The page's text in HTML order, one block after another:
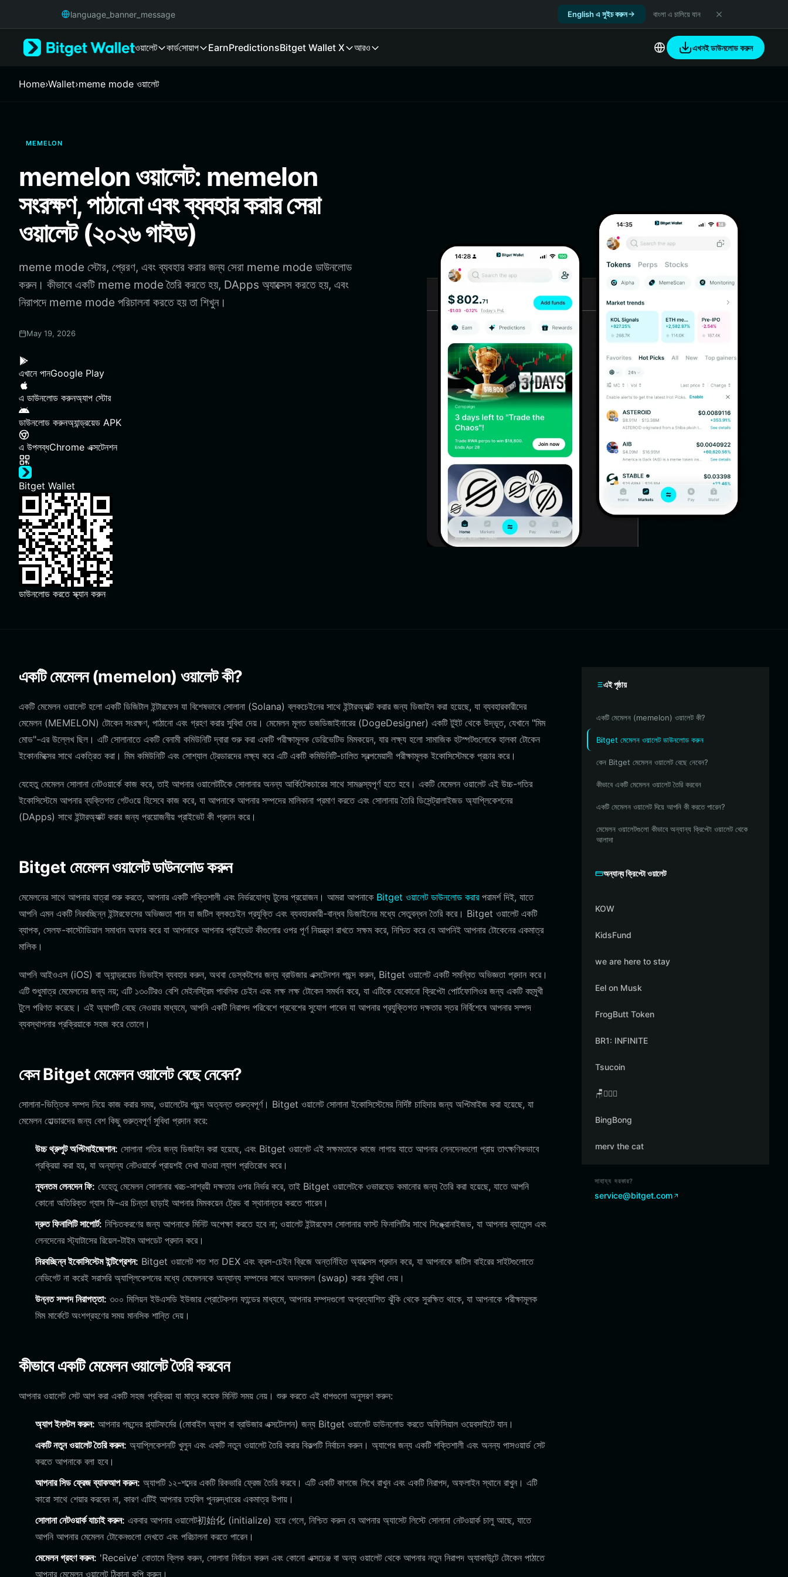
Русский
Italiano
繁體中文
Bahasa Indonesia
ภาษาไทย
Español
Português (Brasil)
Español (Argentina)
language_banner_message English এ সুইচ করুন বাংলা এ চালিয়ে যান
ওয়ালেট কার্ডসোয়াপ EarnPredictionsBitget Wallet X আরও এখনই ডাউনলোড করুন
Home›Wallet›meme mode ওয়ালেট
MEMELON
memelon ওয়ালেট: memelon
সংরক্ষণ, পাঠানো এবং ব্যবহার করার সেরা
ওয়ালেট (২০২৬ গাইড)
meme mode স্টোর, প্রেরণ, এবং ব্যবহার করার জন্য সেরা meme mode ডাউনলোড
করুন। কীভাবে একটি meme mode তৈরি করতে হয়, DApps অ্যাক্সেস করতে হয়, এবং
নিরাপদে meme mode পরিচালনা করতে হয় তা শিখুন।
May 19, 2026
এখানে পানGoogle Play
এ ডাউনলোড করুনঅ্যাপ স্টোর
ডাউনলোড করুনঅ্যান্ড্রয়েড APK
এ উপলব্ধChrome এক্সটেনশন
Bitget Wallet
ডাউনলোড করতে স্ক্যান করুন
একটি মেমেলন (memelon) ওয়ালেট কী?
একটি মেমেলন ওয়ালেট হলো একটি ডিজিটাল ইন্টারফেস যা বিশেষভাবে সোলানা (Solana) ব্লকচেইনের সাথে ইন্টারঅ্যাক্ট করার জন্য ডিজাইন করা হয়েছে, যা ব্যবহারকারীদের
মেমেলন (MEMELON) টোকেন সংরক্ষণ, পাঠানো এবং গ্রহণ করার সুবিধা দেয়। মেমেলন মূলত ডজডিজাইনারের (DogeDesigner) একটি টুইট থেকে উদ্ভূত, যেখানে "মিম
মোড"-এর উল্লেখ ছিল। এটি সোলানাতে একটি বেনামী কমিউনিটি দ্বারা শুরু করা একটি পরীক্ষামূলক ডেরিভেটিভ মিমকয়েন, যার লক্ষ্য হলো সামাজিক হটস্পটগুলোকে হালকা টোকেন
ইকোনমিক্সের সাথে একত্রিত করা। মিম কমিউনিটি এবং সোশ্যাল ট্রেডারদের লক্ষ্য করে এটি একটি কমিউনিটি-চালিত স্বল্পমেয়াদী পরীক্ষামূলক ইকোসিস্টেমকে প্রচার করে।
যেহেতু মেমেলন সোলানা নেটওয়ার্কে কাজ করে, তাই আপনার ওয়ালেটটিকে সোলানার অনন্য আর্কিটেকচারের সাথে সামঞ্জস্যপূর্ণ হতে হবে। একটি মেমেলন ওয়ালেট এই উচ্চ-গতির
ইকোসিস্টেমে আপনার ব্যক্তিগত গেটওয়ে হিসেবে কাজ করে, যা আপনাকে আপনার সম্পদের মালিকানা প্রমাণ করতে এবং সোলানায় তৈরি ডিসেন্ট্রালাইজড অ্যাপ্লিকেশনের
(DApps) সাথে ইন্টারঅ্যাক্ট করার জন্য প্রয়োজনীয় প্রাইভেট কী প্রদান করে।
Bitget মেমেলন ওয়ালেট ডাউনলোড করুন
মেমেলনের সাথে আপনার যাত্রা শুরু করতে, আপনার একটি শক্তিশালী এবং নির্ভরযোগ্য টুলের প্রয়োজন। আমরা আপনাকে Bitget ওয়ালেট ডাউনলোড করারপরামর্শ দিই, যাতে
আপনি এমন একটি নিরবচ্ছিন্ন ইন্টারফেসের অভিজ্ঞতা পান যা জটিল ব্লকচেইন প্রযুক্তি এবং ব্যবহারকারী-বান্ধব ডিজাইনের মধ্যে সেতুবন্ধন তৈরি করে। Bitget ওয়ালেট একটি
ব্যাপক, সেলফ-কাস্টোডিয়াল সমাধান অফার করে যা আপনাকে আপনার প্রাইভেট কীগুলোর ওপর পূর্ণ নিয়ন্ত্রণ রাখতে সক্ষম করে, নিশ্চিত করে যে আপনিই আপনার টোকেনের একমাত্র
মালিক।
আপনি আইওএস (iOS) বা অ্যান্ড্রয়েড ডিভাইস ব্যবহার করুন, অথবা ডেস্কটপের জন্য ব্রাউজার এক্সটেনশন পছন্দ করুন, Bitget ওয়ালেট একটি সমন্বিত অভিজ্ঞতা প্রদান করে।
এটি শুধুমাত্র মেমেলনের জন্য নয়; এটি ১৩০টিরও বেশি মেইনস্ট্রিম পাবলিক চেইন এবং লক্ষ লক্ষ টোকেন সমর্থন করে, যা এটিকে যেকোনো ক্রিপ্টো পোর্টফোলিওর জন্য একটি বহুমুখী
টুলে পরিণত করেছে। এই অ্যাপটি বেছে নেওয়ার মাধ্যমে, আপনি একটি নিরাপদ পরিবেশে প্রবেশের সুযোগ পাবেন যা আপনার প্রযুক্তিগত দক্ষতার স্তর নির্বিশেষে আপনার সম্পদ
ব্যবস্থাপনার প্রক্রিয়াকে সহজ করে তোলে।
কেন Bitget মেমেলন ওয়ালেট বেছে নেবেন?
সোলানা-ভিত্তিক সম্পদ নিয়ে কাজ করার সময়, ওয়ালেটের পছন্দ অত্যন্ত গুরুত্বপূর্ণ। Bitget ওয়ালেট সোলানা ইকোসিস্টেমের নির্দিষ্ট চাহিদার জন্য অপ্টিমাইজ করা হয়েছে, যা
মেমেলন হোল্ডারদের জন্য বেশ কিছু গুরুত্বপূর্ণ সুবিধা প্রদান করে:
উচ্চ থ্রুপুট অপ্টিমাইজেশান: সোলানা গতির জন্য ডিজাইন করা হয়েছে, এবং Bitget ওয়ালেট এই সক্ষমতাকে কাজে লাগায় যাতে আপনার লেনদেনগুলো প্রায় তাৎক্ষণিকভাবে
প্রক্রিয়া করা হয়, যা অন্যান্য নেটওয়ার্কে প্রায়শই দেখা যাওয়া ল্যাগ প্রতিরোধ করে।
ন্যূনতম লেনদেন ফি: যেহেতু মেমেলন সোলানার খরচ-সাশ্রয়ী দক্ষতার ওপর নির্ভর করে, তাই Bitget ওয়ালেটকে ওভারহেড কমানোর জন্য তৈরি করা হয়েছে, যাতে আপনি
কোনো অতিরিক্ত গ্যাস ফি-এর চিন্তা ছাড়াই আপনার মিমকয়েন ট্রেড বা স্থানান্তর করতে পারেন।
দ্রুত ফিনালিটি সাপোর্ট: নিশ্চিতকরণের জন্য আপনাকে মিনিট অপেক্ষা করতে হবে না; ওয়ালেট ইন্টারফেস সোলানার ফাস্ট ফিনালিটির সাথে সিঙ্ক্রোনাইজড, যা আপনার ব্যালেন্স এবং
লেনদেনের স্ট্যাটাসের রিয়েল-টাইম আপডেট প্রদান করে।
নিরবচ্ছিন্ন ইকোসিস্টেম ইন্টিগ্রেশন: Bitget ওয়ালেট শত শত DEX এবং ক্রস-চেইন ব্রিজে অন্তর্নিহিত অ্যাক্সেস প্রদান করে, যা আপনাকে জটিল বাইরের সাইটগুলোতে
নেভিগেট না করেই সরাসরি অ্যাপ্লিকেশনের মধ্যে মেমেলনকে অন্যান্য সম্পদের সাথে অদলবদল (swap) করার সুবিধা দেয়।
উন্নত সম্পদ নিরাপত্তা: ৩০০ মিলিয়ন ইউএসডি ইউজার প্রোটেকশন ফান্ডের মাধ্যমে, আপনার সম্পদগুলো অপ্রত্যাশিত ঝুঁকি থেকে সুরক্ষিত থাকে, যা আপনাকে পরীক্ষামূলক
মিম মার্কেটে অংশগ্রহণের সময় মানসিক শান্তি দেয়।
কীভাবে একটি মেমেলন ওয়ালেট তৈরি করবেন
আপনার ওয়ালেট সেট আপ করা একটি সহজ প্রক্রিয়া যা মাত্র কয়েক মিনিট সময় নেয়। শুরু করতে এই ধাপগুলো অনুসরণ করুন:
অ্যাপ ইনস্টল করুন: আপনার পছন্দের প্ল্যাটফর্মের (মোবাইল অ্যাপ বা ব্রাউজার এক্সটেনশন) জন্য Bitget ওয়ালেট ডাউনলোড করতে অফিসিয়াল ওয়েবসাইটে যান।
একটি নতুন ওয়ালেট তৈরি করুন: অ্যাপ্লিকেশনটি খুলুন এবং একটি নতুন ওয়ালেট তৈরি করার বিকল্পটি নির্বাচন করুন। অ্যাপের জন্য একটি শক্তিশালী এবং অনন্য পাসওয়ার্ড সেট
করতে আপনাকে বলা হবে।
আপনার সিড ফ্রেজ ব্যাকআপ করুন: অ্যাপটি ১২-শব্দের একটি রিকভারি ফ্রেজ তৈরি করবে। এটি একটি কাগজে লিখে রাখুন এবং একটি নিরাপদ, অফলাইন স্থানে রাখুন। এটি
কারো সাথে শেয়ার করবেন না, কারণ এটিই আপনার তহবিল পুনরুদ্ধারের একমাত্র উপায়।
সোলানা নেটওয়ার্ক যাচাই করুন: একবার আপনার ওয়ালেট初始化 (initialize) হয়ে গেলে, নিশ্চিত করুন যে আপনার অ্যাসেট লিস্টে সোলানা নেটওয়ার্ক চালু আছে, যাতে
আপনি আপনার মেমেলন টোকেনগুলো দেখতে এবং পরিচালনা করতে পারেন।
মেমেলন গ্রহণ করুন: 'Receive' বোতামে ক্লিক করুন, সোলানা নির্বাচন করুন এবং কোনো এক্সচেঞ্জ বা অন্য ওয়ালেট থেকে আপনার নতুন নিরাপদ অ্যাকাউন্টে টোকেন পাঠাতে
আপনার মেমেলন ওয়ালেট ঠিকানা কপি করুন।
এই পৃষ্ঠায়
একটি মেমেলন (memelon) ওয়ালেট কী?
Bitget মেমেলন ওয়ালেট ডাউনলোড করুন
কেন Bitget মেমেলন ওয়ালেট বেছে নেবেন?
কীভাবে একটি মেমেলন ওয়ালেট তৈরি করবেন
একটি মেমেলন ওয়ালেট দিয়ে আপনি কী করতে পারেন?
মেমেলন ওয়ালেটগুলো কীভাবে অন্যান্য ক্রিপ্টো ওয়ালেট থেকে
আলাদা
অন্যান্য ক্রিপ্টো ওয়ালেট
KOW
KidsFund
we are here to stay
Eel on Musk
FrogButt Token
BR1: INFINITE
Tsucoin
🪑👳🏾‍♂️
BingBong
merv the cat
সাহায্য দরকার?
service@bitget.com